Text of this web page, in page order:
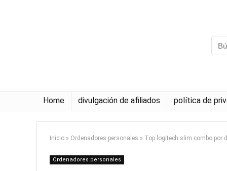
Home divulgación de afiliados política de
Inicio » Ordenadores personales » Top logitech slim combo por
Ordenadores personales